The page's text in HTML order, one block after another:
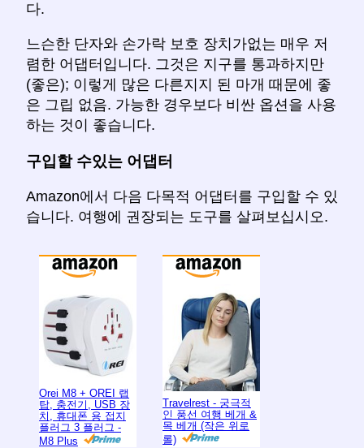
다.
느슨한 단자와 손가락 보호 장치가없는 매우 저
렴한 어댑터입니다. 그것은 지구를 통과하지만
(좋은); 이렇게 많은 다른지지 된 마개 때문에 좋
은 그립 없음. 가능한 경우보다 비싼 옵션을 사용
하는 것이 좋습니다.
구입할 수있는 어댑터
Amazon에서 다음 다목적 어댑터를 구입할 수 있
습니다. 여행에 권장되는 도구를 살펴보십시오.
Orei M8 + OREI 랩
탑, 충전기, USB 장
치, 휴대폰 용 접지
플러그 3 플러그 -
M8 Plus
Travelrest - 궁극적
인 풍선 여행 베개 &
목 베개 (작은 위로
롤)